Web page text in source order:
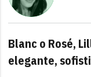
Blanc o Rosé,
elegante,